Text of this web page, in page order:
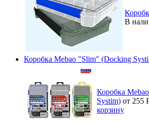
В
Коробка Mebao "Slim" (Docking
Коробка
Systim) от 255
корзину